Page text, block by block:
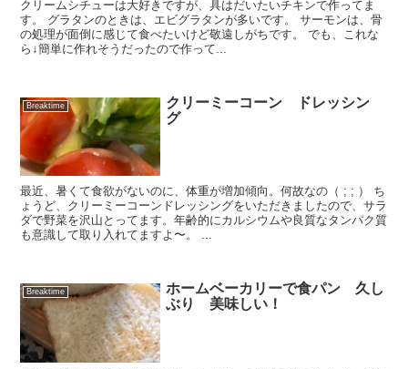
クリームシチューは大好きですが、具はだいたいチキンで作ってま
す。 グラタンのときは、エビグラタンが多いです。 サーモンは、骨
の処理が面倒に感じて食べたいけど敬遠しがちです。 でも、これな
ら↓簡単に作れそうだったので作って...
Breaktime
クリーミーコーン ドレッシン
グ
最近、暑くて食欲がないのに、体重が増加傾向。何故なの（ ; ; ） ち
ょうど、クリーミーコーンドレッシングをいただきましたので、サラ
ダで野菜を沢山とってます。年齢的にカルシウムや良質なタンパク質
も意識して取り入れてますよ〜。 ...
Breaktime
ホームベーカリーで食パン 久し
ぶり 美味しい！